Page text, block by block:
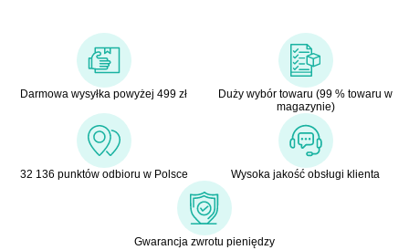
Darmowa wysyłka powyżej 499 zł
Duży wybór towaru (99 % towaru w
magazynie)
32 136 punktów odbioru w Polsce Wysoka jakość obsługi klienta
Gwarancja zwrotu pieniędzy